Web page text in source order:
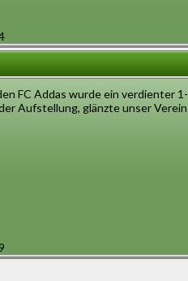
FC Addas wurde ein verdienter
Aufstellung, glänzte unser